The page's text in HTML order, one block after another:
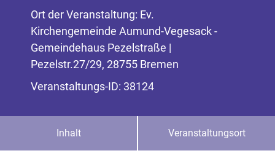
Ort der Veranstaltung: Ev.
Kirchengemeinde Aumund-Vegesack -
Gemeindehaus Pezelstraße |
Pezelstr.27/29, 28755 Bremen
Veranstaltungs-ID: 38124
Inhalt Veranstaltungsort